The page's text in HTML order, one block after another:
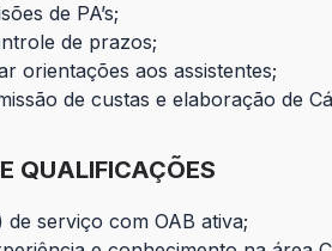
de PA’s;
de prazos;
orientações aos assistentes;
de custas e elaboração de
QUALIFICAÇÕES
de serviço com OAB ativa;